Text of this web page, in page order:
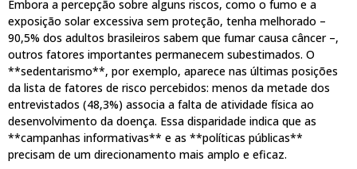
Embora a percepção sobre alguns riscos, como o fumo e a
exposição solar excessiva sem proteção, tenha melhorado –
90,5% dos adultos brasileiros sabem que fumar causa câncer –,
outros fatores importantes permanecem subestimados. O
**sedentarismo**, por exemplo, aparece nas últimas posições
da lista de fatores de risco percebidos: menos da metade dos
entrevistados (48,3%) associa a falta de atividade física ao
desenvolvimento da doença. Essa disparidade indica que as
**campanhas informativas** e as **políticas públicas**
precisam de um direcionamento mais amplo e eficaz.